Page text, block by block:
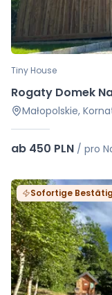
Tiny House
Rogaty Domek
Małopolskie,
ab 450 PLN / pro
Sofortige